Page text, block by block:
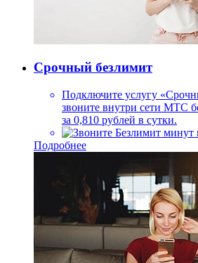
Срочный безлимит
Подключите услугу
звоните внутри сети МТС
за 0,810 рублей в сутки.
Безлимит
Подробнее